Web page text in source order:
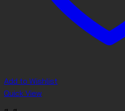
Add to Wishlist
Quick View